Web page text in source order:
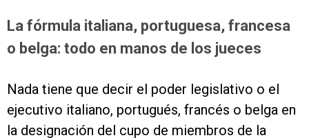
La fórmula italiana, portuguesa, francesa
o belga: todo en manos de los jueces
Nada tiene que decir el poder legislativo o el
ejecutivo italiano, portugués, francés o belga en
la designación del cupo de miembros de la